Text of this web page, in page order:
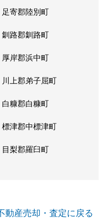
足寄郡陸別町
釧路郡釧路町
厚岸郡浜中町
川上郡弟子屈町
白糠郡白糠町
標津郡中標津町
目梨郡羅臼町
動産売却・査定に戻る